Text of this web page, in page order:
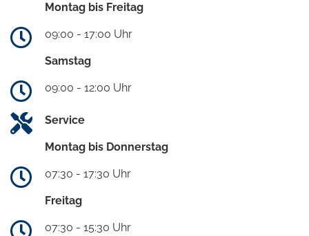
Montag bis Freitag
09:00 - 17:00 Uhr
Samstag
09:00 - 12:00 Uhr
Service
Montag bis Donnerstag
07:30 - 17:30 Uhr
Freitag
07:30 - 15:30 Uhr